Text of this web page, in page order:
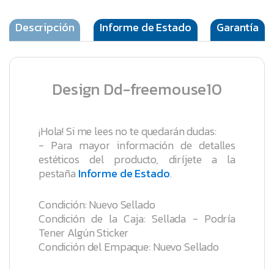
Descripción Informe de Estado Garantía
Design Dd-freemouse10
¡Hola! Si me lees no te quedarán dudas:
- Para mayor información de detalles
estéticos del producto, diríjete a la
pestaña Informe de Estado.
Condición: Nuevo Sellado
Condición de la Caja: Sellada - Podría
Tener Algún Sticker
Condición del Empaque: Nuevo Sellado